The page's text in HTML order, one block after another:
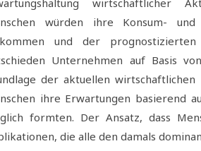
würden ihre Konsum-
und der prognostizierten
Unternehmen auf Basis
der aktuellen wirtschaftlichen
ihre Erwartungen basierend
formten. Der Ansatz, dass
die alle den damals